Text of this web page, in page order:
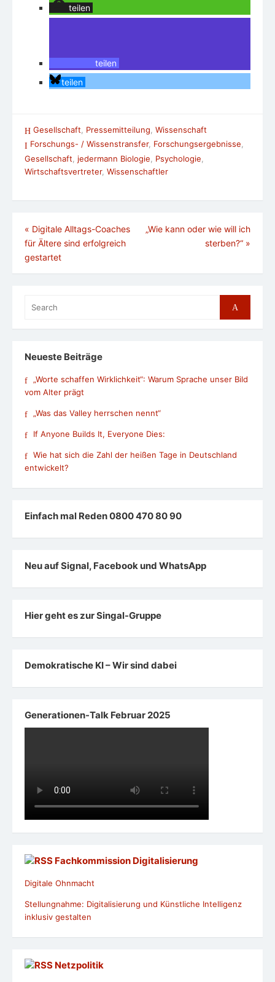
teilen
teilen
teilen
Gesellschaft Pressemitteilung Wissenschaft
Forschungs- / Wissenstransfer, Forschungsergebnisse,
Gesellschaft
jedermann Biologie Psychologie
Wirtschaftsvertreter, Wissenschaftler
Beitragsnavigation
« Digitale Alltags-Coaches
für Ältere sind erfolgreich
gestartet
„Wie kann oder wie will ich
sterben?“ »
for:
Search
Neueste Beiträge
„Worte schaffen Wirklichkeit“: Warum Sprache unser Bild
vom Alter prägt
„Was das Valley herrschen nennt“
If Anyone Builds It, Everyone Dies:
Wie hat sich die Zahl der heißen Tage in Deutschland
entwickelt?
Einfach mal Reden 0800 470 80 90
Neu auf Signal, Facebook und WhatsApp
Hier geht es zur Singal-Gruppe
Demokratische KI – Wir sind dabei
Generationen-Talk Februar 2025
Fachkommission Digitalisierung
Digitale Ohnmacht
Stellungnahme: Digitalisierung und Künstliche Intelligenz
inklusiv gestalten
Netzpolitik